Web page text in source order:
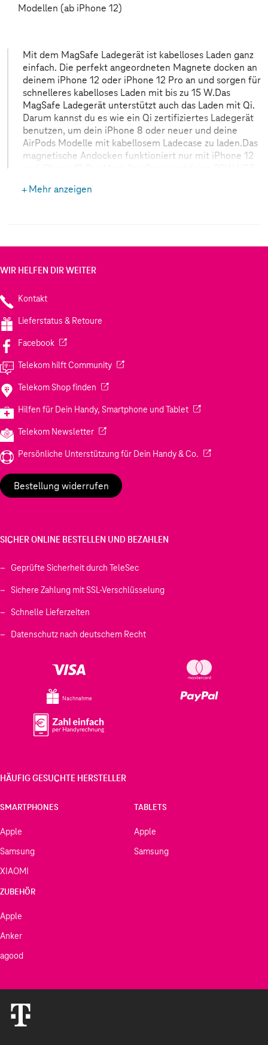
Modellen (ab iPhone 12)
Mit dem MagSafe Ladegerät ist kabelloses Laden ganz
einfach. Die perfekt angeordneten Magnete docken an
deinem iPhone 12 oder iPhone 12 Pro an und sorgen für
schnelleres kabelloses Laden mit bis zu 15 W.Das
MagSafe Ladegerät unterstützt auch das Laden mit Qi.
Darum kannst du es wie ein Qi zertifiziertes Ladegerät
benutzen, um dein iPhone 8 oder neuer und deine
AirPods Modelle mit kabellosem Ladecase zu laden.Das
magnetische Andocken funktioniert nur mit iPhone 12
Mehr anzeigen
WIR HELFEN DIR WEITER
Kontakt
Lieferstatus & Retoure
Facebook(Wird in einem neuen Tab geöffnet)
Telekom hilft Community(Wird in einem neuen Tab geöffnet)
Telekom Shop finden (Wird in einem neuen Tab geöffnet)
Hilfen für Dein Handy, Smartphone und Tablet(Wird in einem
Telekom Newsletter(Wird in einem neuen Tab geöffnet)
Persönliche Unterstützung für Dein Handy & Co. (Wird in einem
Bestellung widerrufen
SICHER ONLINE BESTELLEN UND BEZAHLEN
Geprüfte Sicherheit durch TeleSec
Sichere Zahlung mit SSL-Verschlüsselung
Schnelle Lieferzeiten
Datenschutz nach deutschem Recht
Nachnahme
HÄUFIG GESUCHTE HERSTELLER
SMARTPHONES
Apple
Samsung
XIAOMI
TABLETS
Apple
Samsung
ZUBEHÖR
Apple
Anker
agood